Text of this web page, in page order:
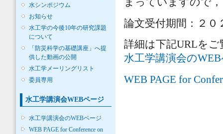
水シンポジウム
お知らせ
水工学の今後10年の研究課題
について
「防災科学の基礎講座」へ提
供した動画の公開
水工学メーリングリスト
委員専用
水工学講演会WEBページ
水工学講演会のWEBページ
WEB PAGE for Conference on
論文受付期間：２０
詳細は下記URLを
水工学講演会の
WEB PAGE for